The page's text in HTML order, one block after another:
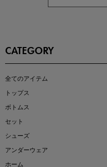
注目の新作が販売開始
CATEGORY
全てのアイテム
トップス
ボトムス
セット
シューズ
アンダーウェア
ホーム